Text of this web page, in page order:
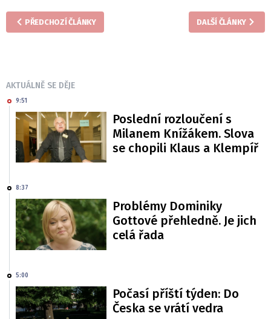
PŘEDCHOZÍ ČLÁNKY DALŠÍ ČLÁNKY
AKTUÁLNĚ SE DĚJE
9:51
Poslední rozloučení s
Milanem Knížákem. Slova
se chopili Klaus a Klempíř
8:37
Problémy Dominiky
Gottové přehledně. Je jich
celá řada
5:00
Počasí příští týden: Do
Česka se vrátí vedra